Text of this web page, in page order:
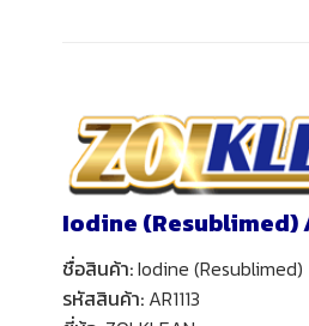
Iodine (Resublimed)
ชื่อสินค้า:Iodine (Resublimed)
รหัสสินค้า: AR1113